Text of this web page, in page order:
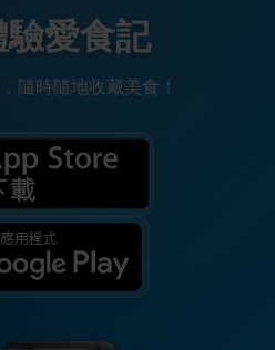
愛食記
隨時隨地收藏美食！